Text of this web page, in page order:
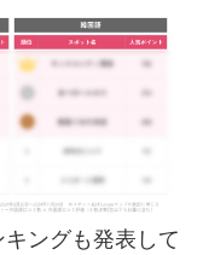
ングも発表して